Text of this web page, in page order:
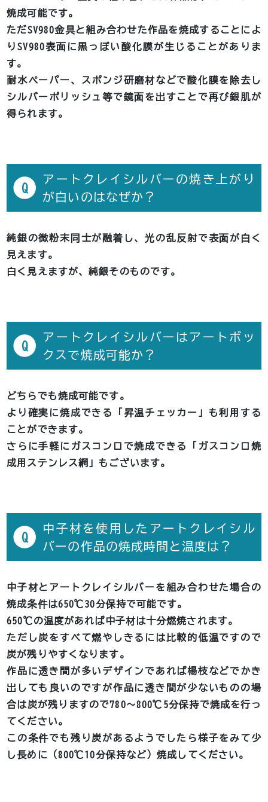
焼成可能です。
ただSV980金具と組み合わせた作品を焼成することによ
りSV980表面に黒っぽい酸化膜が生じることがありま
す。
耐水ペーパー、スポンジ研磨材などで酸化膜を除去し
シルバーポリッシュ等で鏡面を出すことで再び銀肌が
得られます。
Q
アートクレイシルバーの焼き上がり
が白いのはなぜか？
純銀の微粉末同士が融着し、光の乱反射で表面が白く
見えます。
白く見えますが、純銀そのものです。
Q
アートクレイシルバーはアートボッ
クスで焼成可能か？
どちらでも焼成可能です。
より確実に焼成できる「昇温チェッカー」も利用する
ことができます。
さらに手軽にガスコンロで焼成できる「ガスコンロ焼
成用ステンレス網」もございます。
Q
中子材を使用したアートクレイシル
バーの作品の焼成時間と温度は？
中子材とアートクレイシルバーを組み合わせた場合の
焼成条件は650℃30分保持で可能です。
650℃の温度があれば中子材は十分燃焼されます。
ただし炭をすべて燃やしきるには比較的低温ですので
炭が残りやすくなります。
作品に透き間が多いデザインであれば楊枝などでかき
出しても良いのですが作品に透き間が少ないものの場
合は炭が残りますので780～800℃5分保持で焼成を行っ
てください。
この条件でも残り炭があるようでしたら様子をみて少
し長めに（800℃10分保持など）焼成してください。